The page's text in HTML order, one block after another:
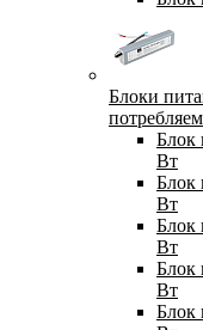
Блоки
Блок
Вт
Блок
Вт
Блок
Вт
Блок
Вт
Блок